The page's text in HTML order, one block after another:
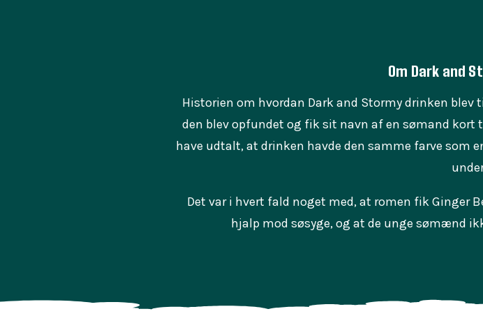
Om Dark and
Historien om hvordan Dark and Stormy drinken
den blev opfundet og fik sit navn af en sømand kort
have udtalt, at drinken havde den samme farve som
Det var i hvert fald noget med, at romen fik Ginger
hjalp mod søsyge, og at de unge sømænd